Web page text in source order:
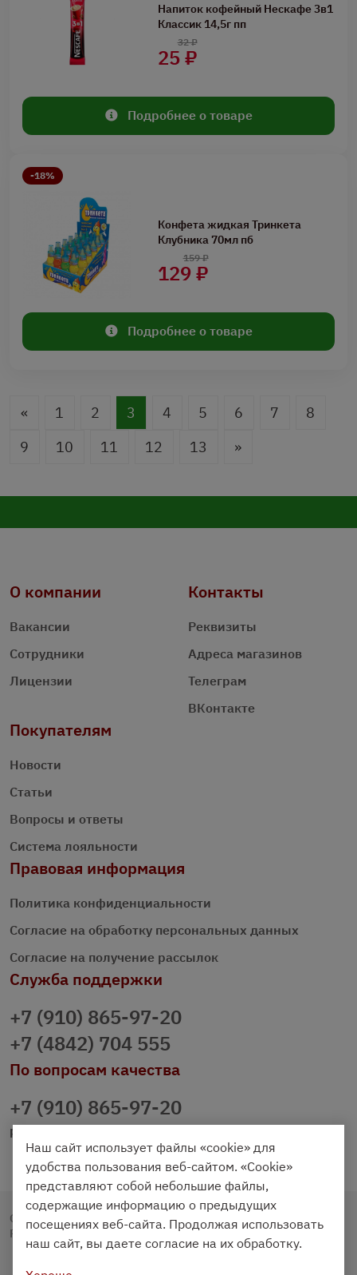
Напиток кофейный Нескафе 3в1
Классик 14,5г пп
25 ₽
32 ₽
Подробнее о товаре
-18%
Конфета жидкая Тринкета
Клубника 70мл пб
129 ₽
159 ₽
Подробнее о товаре
« 1 2 3 4 5 6 7
8
9
10 11 12 13 »
О компании
Вакансии
Сотрудники
Лицензии
Контакты
Реквизиты
Адреса магазинов
Телеграм
ВКонтакте
Покупателям
Новости
Статьи
Вопросы и ответы
Система лояльности
Правовая информация
Политика конфиденциальности
Согласие на обработку персональных данных
Согласие на получение рассылок
Служба поддержки
+7 (910) 865-97-20
+7 (4842) 704 555
По вопросам качества
+7 (910) 865-97-20
prazdnichniy40@palmi.ru
Copyright © 2020 - 2026. Праздничный Стол.
Разработка и продвижение - Vegas Studio
Наш сайт использует файлы «cookie» для
удобства пользования веб-сайтом. «Cookie»
представляют собой небольшие файлы,
содержащие информацию о предыдущих
посещениях веб-сайта. Продолжая использовать
наш сайт, вы даете согласие на их обработку.